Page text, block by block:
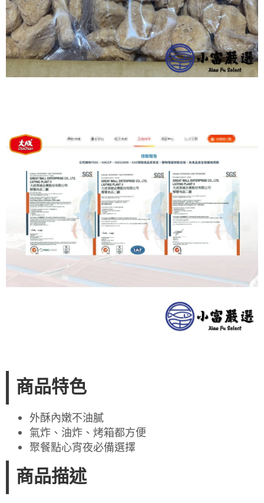
商品特色
外酥內嫩不油膩
氣炸、油炸、烤箱都方便
聚餐點心宵夜必備選擇
商品描述